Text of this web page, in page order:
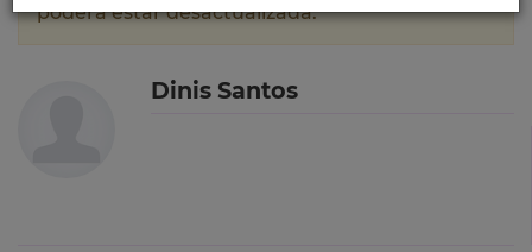
poderá estar desactualizada.
Dinis Santos